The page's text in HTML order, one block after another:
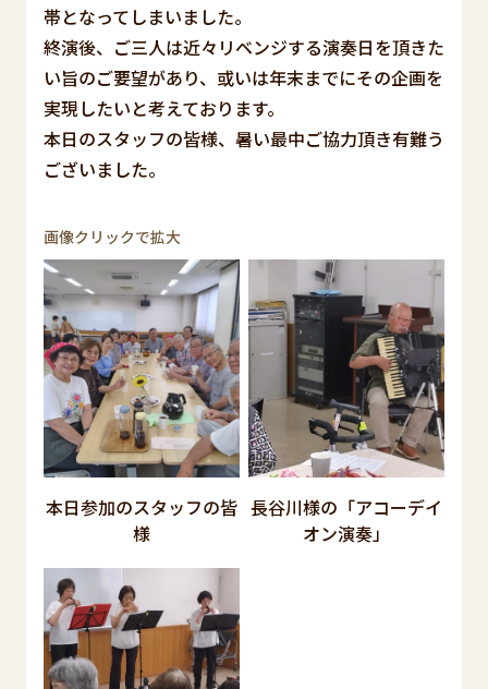
帯となってしまいました。
終演後、ご三人は近々リベンジする演奏日を頂きた
い旨のご要望があり、或いは年末までにその企画を
実現したいと考えております。
本日のスタッフの皆様、暑い最中ご協力頂き有難う
ございました。
画像クリックで拡大
本日参加のスタッフの皆
様
長谷川様の「アコーデイ
オン演奏」